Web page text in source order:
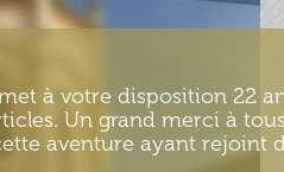
à votre disposition 22
Un grand merci à
aventure ayant rejoint